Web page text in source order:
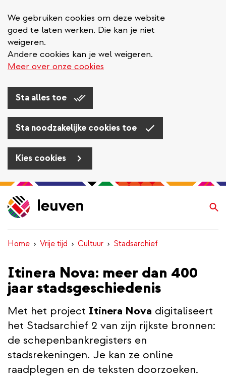
We gebruiken cookies om deze website
goed te laten werken. Die kan je niet
weigeren.
Andere cookies kan je wel weigeren.
Meer over onze cookies
Sta alles toe
Sta noodzakelijke cookies toe
Kies cookies
Overslaan
en
naar
inhoud
gaan
Home Vrije tijd Cultuur Stadsarchief
Itinera Nova: meer dan 400
jaar stadsgeschiedenis
Met het project Itinera Nova digitaliseert
het Stadsarchief 2 van zijn rijkste bronnen:
de schepenbankregisters en
stadsrekeningen. Je kan ze online
raadplegen en de teksten doorzoeken.